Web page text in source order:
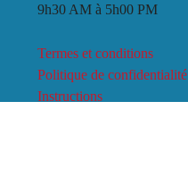
9h30 AM à 5h00 PM
Termes et conditions
Politique de confidentialité
Instructions